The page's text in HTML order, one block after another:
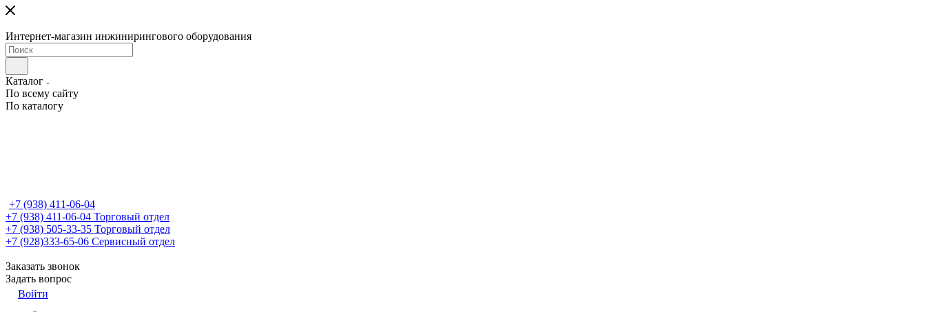
Интернет-магазин инжинирингового оборудования
Каталог
По всему сайту
По каталогу
+7 (938) 411-06-04
+7 (938) 411-06-04 Торговый отдел
+7 (938) 505-33-35 Торговый отдел
+7 (928)333-65-06 Сервисный отдел
Заказать звонок
Задать вопрос
Войти